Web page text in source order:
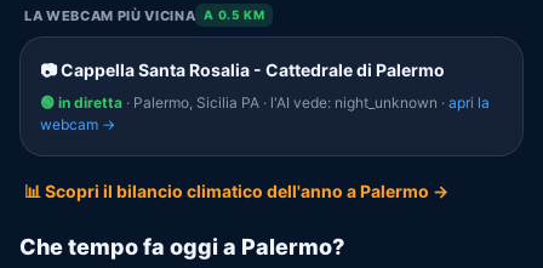
LA WEBCAM PIÙ VICINA A 0.5 KM
📷 Cappella Santa Rosalia - Cattedrale di Palermo
🟢 in diretta · Palermo, Sicilia PA · l'AI vede: night_unknown · apri la
webcam →
📊 Scopri il bilancio climatico dell'anno a Palermo →
Che tempo fa oggi a Palermo?